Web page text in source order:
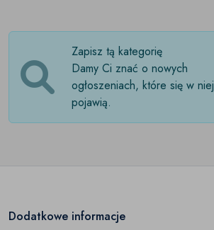
Klapki(0)
Obuwie sportowe
Zapisz tą kategorię
Damy Ci znać o nowych
ogłoszeniach, które się w niej
pojawią.
Dodatkowe informacje